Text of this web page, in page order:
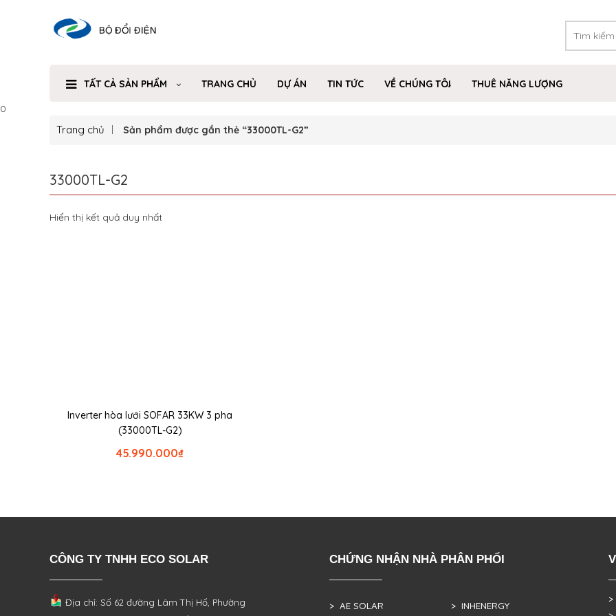
TẤT CẢ SẢN PHẨM TRANG CHỦ DỰ ÁN TIN TỨC VỀ CHÚNG TÔI
THUÊ NĂNG LƯỢNG
0
Trang chủ Sản phẩm được gắn thẻ “33000TL-G2”
33000TL-G2
Hiển thị kết quả duy nhất
Inverter hòa lưới SOFAR 33KW 3 pha
(33000TL-G2)
₫
45.990.000
CÔNG TY TNHH ECO SOLAR
Địa chỉ: Số 62 đường Lâm Thị Hố, Phường
CHỨNG NHẬN NHÀ PHÂN PHỐI
> AE SOLAR > INHENERGY
>